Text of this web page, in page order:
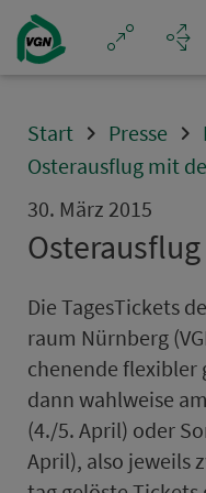
Navigation
Start Presse
Osterausflug mit
30. März 2015
Die TagesTickets
raum Nürn­berg
chen­en­de flexibler
dann wahlweise
(4./5. April) oder
April), also jeweils